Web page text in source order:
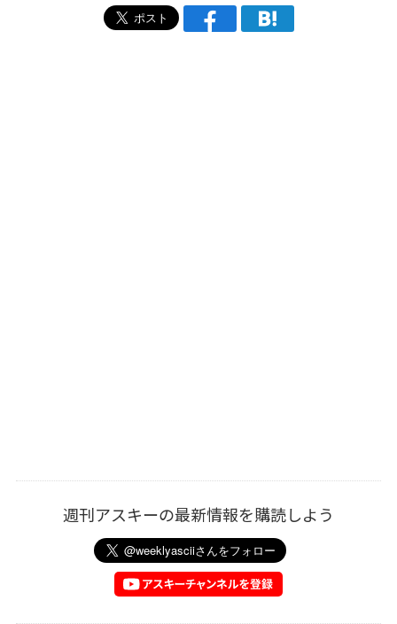
週刊アスキーの最新情報を購読しよう